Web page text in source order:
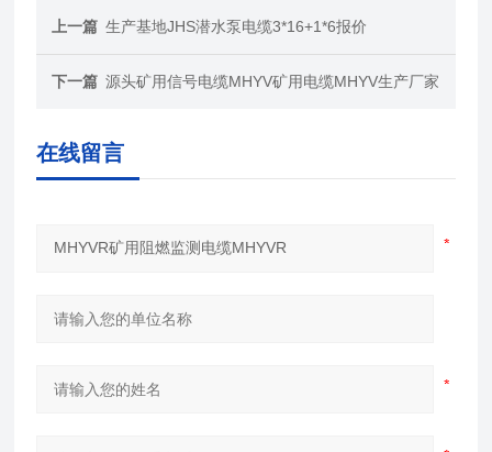
上一篇 生产基地JHS潜水泵电缆3*16+1*6报价
下一篇 源头矿用信号电缆MHYV矿用电缆MHYV生产厂家
在线留言